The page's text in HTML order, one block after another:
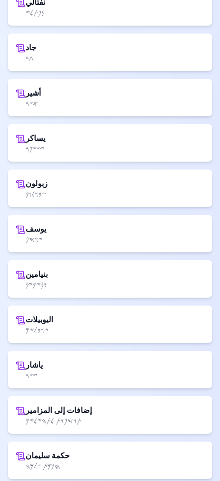
نفتالي
𐤍𐤐𐤕𐤋𐤉
جاد
𐤂𐤃
أشير
𐤀𐤔𐤓
يساكر
𐤉𐤔𐤔𐤊𐤓
زبولون
𐤆𐤁𐤅𐤋𐤅𐤍
يوسف
𐤉𐤅𐤎𐤐
بنيامين
𐤁𐤍𐤉𐤌𐤉𐤍
اليوبيلات
𐤉𐤅𐤁𐤋𐤉𐤌
ياشار
𐤉𐤔𐤓
إضافات إلى المزامير
𐤕𐤅𐤎𐤐𐤅𐤕 𐤋𐤕𐤄𐤉𐤋𐤉𐤌
حكمة سليمان
𐤇𐤊𐤌𐤕 𐤔𐤋𐤌𐤄